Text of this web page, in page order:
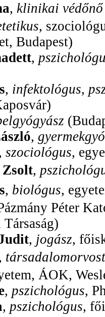
, klinikai védőnő
,
Budapest)
,
, infektológus,
,
szociológus,
Zsolt,
, biológus,
Péter
, jogász,
ÁOK,
, pszichológus,
, pszichológus,